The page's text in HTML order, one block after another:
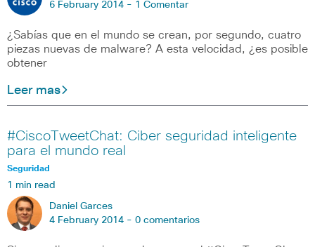
6 February 2014 - 1 Comentar
¿Sabías que en el mundo se crean, por segundo, cuatro
piezas nuevas de malware? A esta velocidad, ¿es posible
obtener
Leer mas
#CiscoTweetChat: Ciber seguridad inteligente
para el mundo real
Seguridad
1 min read
Daniel Garces
4 February 2014 - 0 comentarios